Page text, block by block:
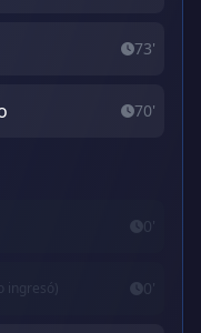
73'
70'
0'
ingresó) 0'